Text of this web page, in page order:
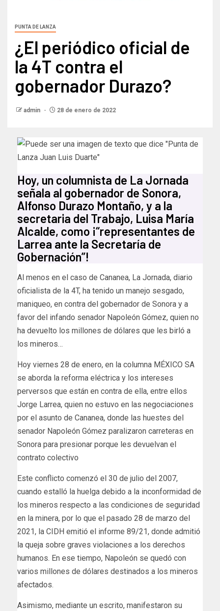
PUNTA DE LANZA
¿El periódico oficial de
la 4T contra el
gobernador Durazo?
admin 28 de enero de 2022
Hoy, un columnista de La Jornada
señala al gobernador de Sonora,
Alfonso Durazo Montaño, y a la
secretaria del Trabajo, Luisa María
Alcalde, como ¡“representantes de
Larrea ante la Secretaría de
Gobernación”!
Al menos en el caso de Cananea, La Jornada, diario
oficialista de la 4T, ha tenido un manejo sesgado,
maniqueo, en contra del gobernador de Sonora y a
favor del infando senador Napoleón Gómez, quien no
ha devuelto los millones de dólares que les birló a
los mineros…
Hoy viernes 28 de enero, en la columna MÉXICO SA
se aborda la reforma eléctrica y los intereses
perversos que están en contra de ella, entre ellos
Jorge Larrea, quien no estuvo en las negociaciones
por el asunto de Cananea, donde las huestes del
senador Napoleón Gómez paralizaron carreteras en
Sonora para presionar porque les devuelvan el
contrato colectivo
Este conflicto comenzó el 30 de julio del 2007,
cuando estalló la huelga debido a la inconformidad de
los mineros respecto a las condiciones de seguridad
en la minera, por lo que el pasado 28 de marzo del
2021, la CIDH emitió el informe 89/21, donde admitió
la queja sobre graves violaciones a los derechos
humanos. En ese tiempo, Napoleón se quedó con
varios millones de dólares destinados a los mineros
afectados.
Asimismo, mediante un escrito, manifestaron su